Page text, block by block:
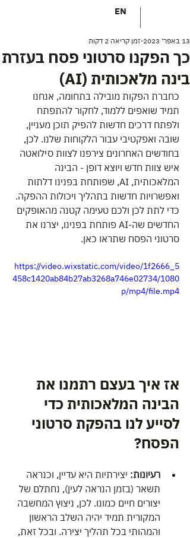
EN
כך הפקנו סרטוני פסח בעזרת
בינה מלאכותית (AI)
13 באפר׳ 2023 זמן קריאה 2 דקות
כחברת הפקות מובילה בתחומה, אנחנו
תמיד שואפים ללמוד, לחקור להתפתח
ולפתח דרכים חדשות להפיק תוכן מעניין,
שובה ואפקטיבי עבור הלקוחות שלנו. לכן,
בחודשים האחרונים צירפנו לצוות סילואטה
איש צוות חדש ויוצא דופן - הבינה
המלאכותית, AI, שפותחת בפנינו דלתות
ואפשרויות חדשות בתהליך ויכולות ההפקה.
כדי לתת לכן ולכם טעימה קטנה מהאופקים
החדשים שה-AI פותחת בפנינו, יצרנו את
סרטוני הפסח שתראו כאן.
https://video.wixstatic.com/video/1f2666_5
458c1420ab84b27ab3268a746e02734/1080
p/mp4/file.mp4
אז איך בעצם רתמנו את
הבינה המלאכותית כדי
לסייע לנו בהפקת סרטוני
הפסח?
רעיונות: יצירתיות היא עדיין, וכנראה
תשאר (בזמן הנראה לעין), נחתלם של
יצורים חיים כמונו. לכן, ניצוץ המחשבה
המקורית תמיד יהיה השלב הראשון
והמהותי בכל תהליך יצירה. ובכל זאת,